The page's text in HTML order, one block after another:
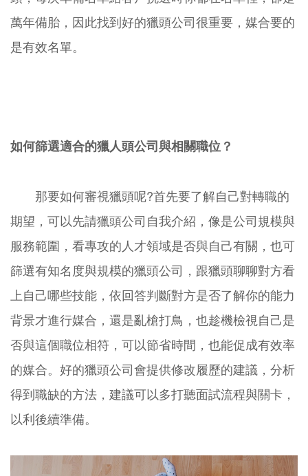
萬年備胎，因此找到好的獵頭公司很重要，媒合要的
是有效名單。
如何篩選適合的獵人頭公司與相關職位？
那要如何審視獵頭呢?首先要了解自己對轉職的
期望，可以先請獵頭公司自我介紹，像是公司規模與
服務範圍，看專攻的人才領域是否與自己有關，也可
篩選有知名度與規模的獵頭公司，跟獵頭聊聊對方看
上自己哪些技能，依回答判斷對方是否了解你的能力
背景才進行媒合，還是亂槍打鳥，也趁機檢視自己是
否與這個職位相符，可以節省時間，也能促成有效率
的媒合。好的獵頭公司會提供修改履歷的建議，分析
得到職缺的方法，建議可以多打聽面試流程與關卡，
以利後續準備。